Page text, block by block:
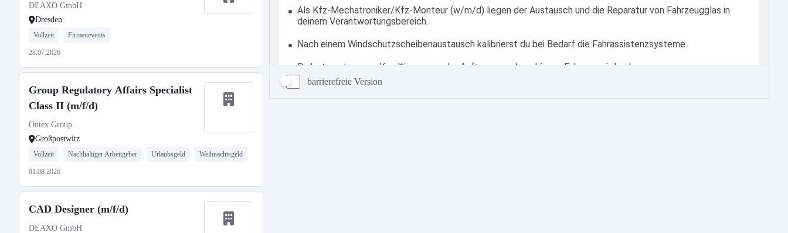
DEAXO GmbH
Dresden
Vollzeit Firmenevents
28.07.2026
Group Regulatory Affairs Specialist
Class II (m/f/d)
Ontex Group
Großpostwitz
Vollzeit Nachhaltiger Arbeitgeber Urlaubsgeld Weihnachtsgeld
01.08.2026
CAD Designer (m/f/d)
DEAXO GmbH
barrierefreie Version